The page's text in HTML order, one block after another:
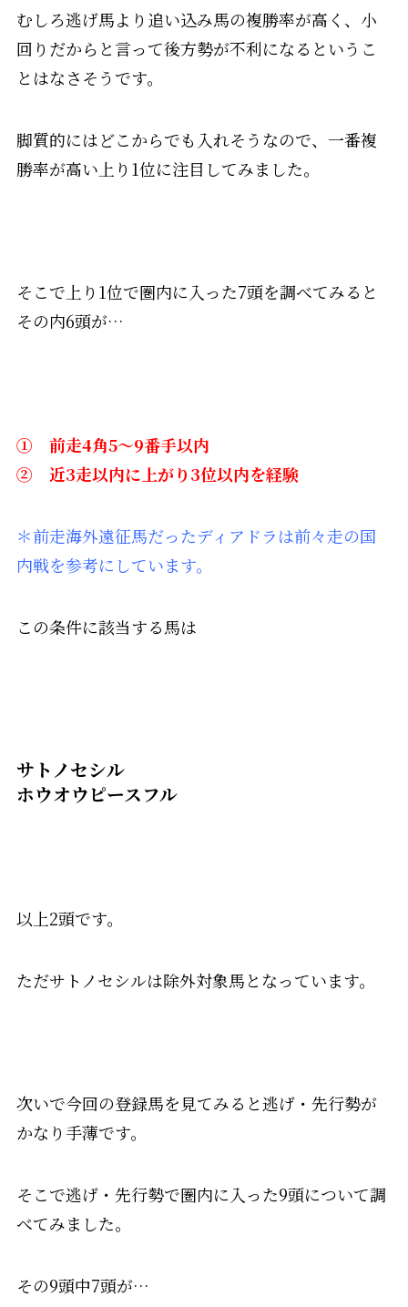
むしろ逃げ馬より追い込み馬の複勝率が高く、小
回りだからと言って後方勢が不利になるというこ
とはなさそうです。
脚質的にはどこからでも入れそうなので、一番複
勝率が高い上り1位に注目してみました。
そこで上り1位で圏内に入った7頭を調べてみると
その内6頭が…
① 前走4角5～9番手以内
② 近3走以内に上がり3位以内を経験
＊前走海外遠征馬だったディアドラは前々走の国
内戦を参考にしています。
この条件に該当する馬は
サトノセシル
ホウオウピースフル
以上2頭です。
ただサトノセシルは除外対象馬となっています。
次いで今回の登録馬を見てみると逃げ・先行勢が
かなり手薄です。
そこで逃げ・先行勢で圏内に入った9頭について調
べてみました。
その9頭中7頭が…